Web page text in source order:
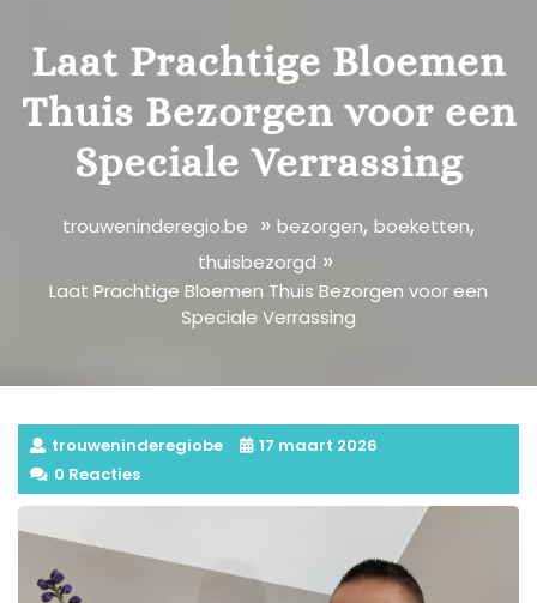
Laat Prachtige Bloemen
Thuis Bezorgen voor een
Speciale Verrassing
trouweninderegio.be » bezorgen, boeketten,
thuisbezorgd »
Laat Prachtige Bloemen Thuis Bezorgen voor een
Speciale Verrassing
trouweninderegiobe
17 maart 2026
0 Reacties